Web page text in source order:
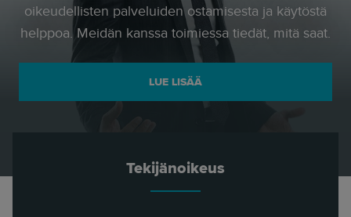
oikeudellisten palveluiden ostamisesta ja käytöstä
helppoa. Meidän kanssa toimiessa tiedät, mitä saat.
LUE LISÄÄ
Tekijänoikeus